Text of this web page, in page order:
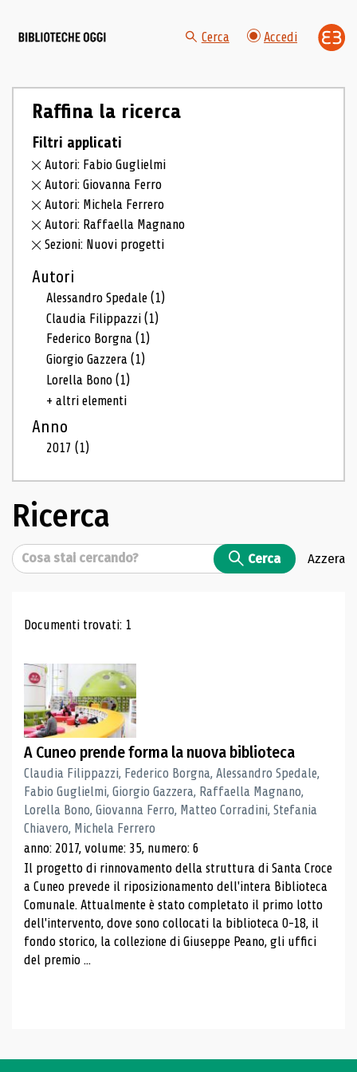
Cerca Accedi
Raffina la ricerca
Filtri applicati
Autori: Fabio Guglielmi
Autori: Giovanna Ferro
Autori: Michela Ferrero
Autori: Raffaella Magnano
Sezioni: Nuovi progetti
Autori
Alessandro Spedale(1)
Claudia Filippazzi(1)
Federico Borgna(1)
Giorgio Gazzera(1)
Lorella Bono(1)
+ altri elementi
Anno
2017(1)
Ricerca
Cerca Cerca Azzera
Risultati di ricerca
Documenti trovati: 1
A Cuneo prende forma la nuova biblioteca
Claudia Filippazzi, Federico Borgna, Alessandro Spedale,
Fabio Guglielmi, Giorgio Gazzera, Raffaella Magnano,
Lorella Bono, Giovanna Ferro, Matteo Corradini, Stefania
Chiavero, Michela Ferrero
anno: 2017, volume: 35, numero: 6
Il progetto di rinnovamento della struttura di Santa Croce
a Cuneo prevede il riposizionamento dell'intera Biblioteca
Comunale. Attualmente è stato completato il primo lotto
dell'intervento, dove sono collocati la biblioteca 0-18, il
fondo storico, la collezione di Giuseppe Peano, gli uffici
del premio ...